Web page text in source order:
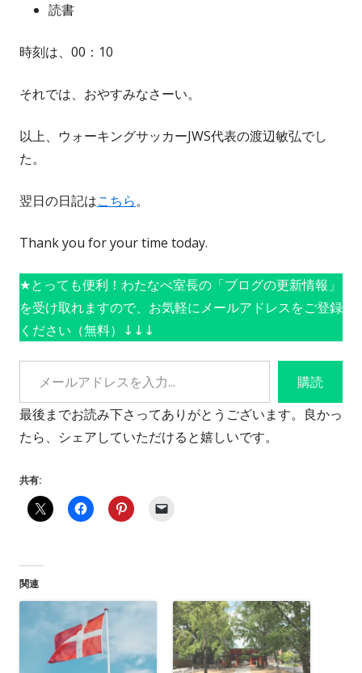
読書
時刻は、00：10
それでは、おやすみなさーい。
以上、ウォーキングサッカーJWS代表の渡辺敏弘でし
た。
翌日の日記はこちら。
Thank you for your time today.
★とっても便利！わたなべ室長の「ブログの更新情報」
を受け取れますので、お気軽にメールアドレスをご登録
ください（無料）↓↓↓
メールアドレスを入力...
購読
最後までお読み下さってありがとうございます。良かっ
たら、シェアしていただけると嬉しいです。
共有:
関連